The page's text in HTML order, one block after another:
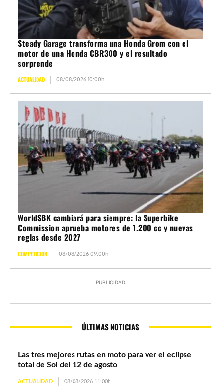
Steady Garage transforma una Honda Grom con el
motor de una Honda CBR300 y el resultado
sorprende
ACTUALIDAD 08/08/2026 10:00h
WorldSBK cambiará para siempre: la Superbike
Commission aprueba motores de 1.200 cc y nuevas
reglas desde 2027
COMPETICION 08/08/2026 09:00h
PUBLICIDAD
ÚLTIMAS NOTICIAS
Las tres mejores rutas en moto para ver el eclipse
total de Sol del 12 de agosto
ACTUALIDAD 08/08/2026 11:00h